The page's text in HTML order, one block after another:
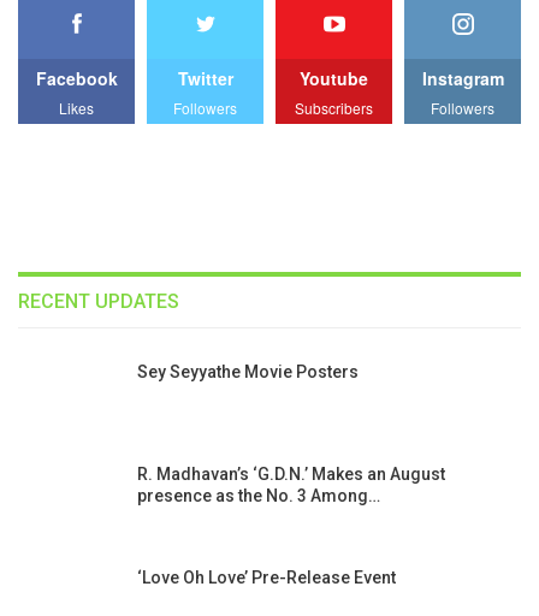
Facebook
Likes
Twitter
Followers
Youtube
Subscribers
Instagram
Followers
RECENT UPDATES
Sey Seyyathe Movie Posters
R. Madhavan’s ‘G.D.N.’ Makes an August
presence as the No. 3 Among…
‘Love Oh Love’ Pre-Release Event